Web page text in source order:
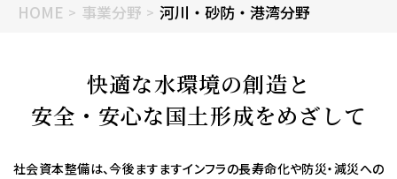
HOME 事業分野 河川・砂防・港湾分野
快適な水環境の創造と
安全・安心な国土形成をめざして
社会資本整備は、今後ますますインフラの長寿命化や防災・減災への